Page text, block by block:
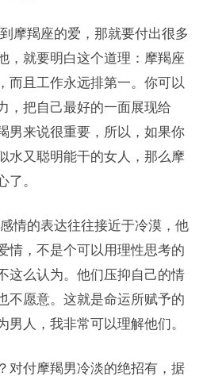
摩羯座的爱，那就要付出很多
，就要明白这个道理：摩羯座
而且工作永远排第一。你可以
，把自己最好的一面展现给
男来说很重要，所以，如果你
水又聪明能干的女人，那么摩
了。
情的表达往往接近于冷漠，他
情，不是个可以用理性思考的
这么认为。他们压抑自己的情
不愿意。这就是命运所赋予的
男人，我非常可以理解他们。
对付摩羯男冷淡的绝招有，据